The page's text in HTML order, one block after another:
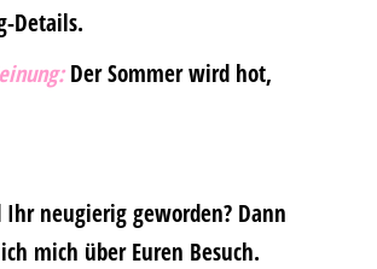
Details.
Der Sommer wird hot,
Ihr neugierig geworden? Dann
mich über Euren Besuch.